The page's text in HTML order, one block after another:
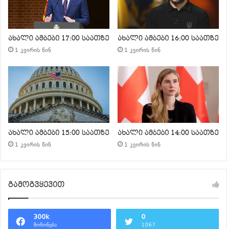
ახალი ამბები 17:00 საათზე
1 კვირის წინ
ახალი ამბები 16:00 საათზე
1 კვირის წინ
ახალი ამბები 15:00 საათზე
1 კვირის წინ
ახალი ამბები 14:00 საათზე
1 კვირის წინ
გამოგვყევით
300k
მოწონება
0
1067